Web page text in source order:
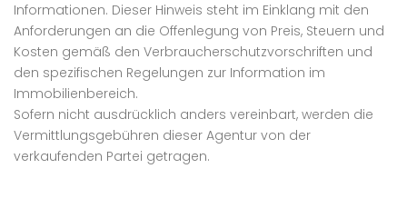
Informationen. Dieser Hinweis steht im Einklang mit den
Anforderungen an die Offenlegung von Preis, Steuern und
Kosten gemäß den Verbraucherschutzvorschriften und
den spezifischen Regelungen zur Information im
Immobilienbereich.
Sofern nicht ausdrücklich anders vereinbart, werden die
Vermittlungsgebühren dieser Agentur von der
verkaufenden Partei getragen.